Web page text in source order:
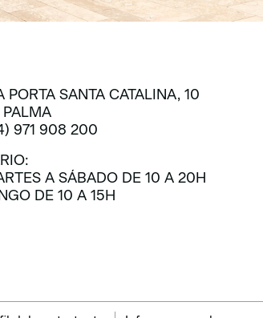
PORTA SANTA CATALINA, 10
971 908 200
A SÁBADO DE 10 A 20H
DE 10 A 15H